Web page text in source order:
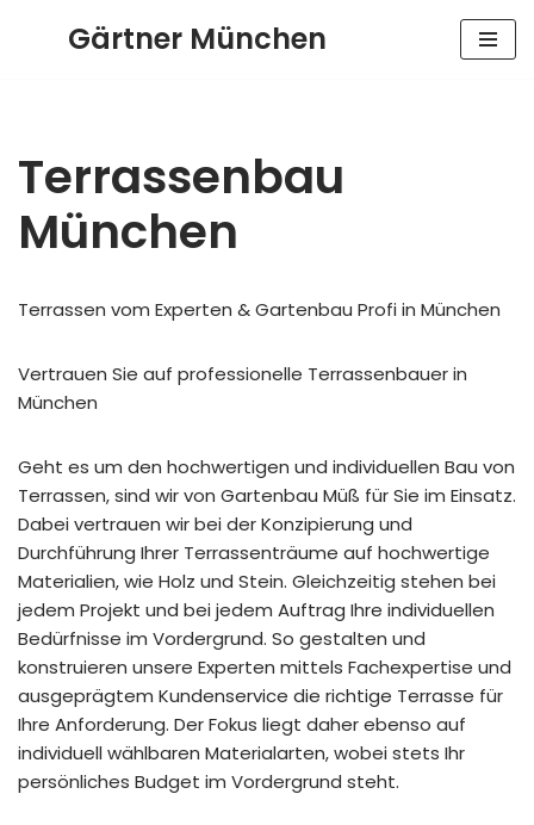
Gärtner München
Terrassenbau
München
Terrassen vom Experten & Gartenbau Profi in München
Vertrauen Sie auf professionelle Terrassenbauer in
München
Geht es um den hochwertigen und individuellen Bau von
Terrassen, sind wir von Gartenbau Müß für Sie im Einsatz.
Dabei vertrauen wir bei der Konzipierung und
Durchführung Ihrer Terrassenträume auf hochwertige
Materialien, wie Holz und Stein. Gleichzeitig stehen bei
jedem Projekt und bei jedem Auftrag Ihre individuellen
Bedürfnisse im Vordergrund. So gestalten und
konstruieren unsere Experten mittels Fachexpertise und
ausgeprägtem Kundenservice die richtige Terrasse für
Ihre Anforderung. Der Fokus liegt daher ebenso auf
individuell wählbaren Materialarten, wobei stets Ihr
persönliches Budget im Vordergrund steht.